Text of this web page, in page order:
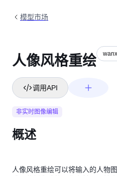
模型市场
人像风格重绘
调用API
非实时图像编辑
概述
人像风格重绘可以将输入的人物